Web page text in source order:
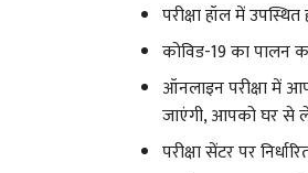
परीक्षा हॉल में
कोविड-19 का पालन
ऑनलाइन परीक्षा में
जाएंगी, आपको घर से
परीक्षा सेंटर पर